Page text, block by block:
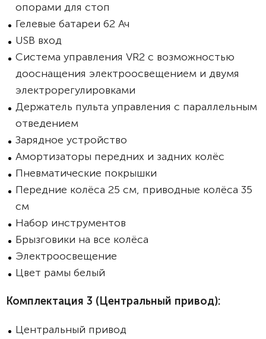
опорами для стоп
Гелевые батареи 62 Ач
USB вход
Система управления VR2 с возможностью
дооснащения электроосвещением и двумя
электрорегулировками
Держатель пульта управления с параллельным
отведением
Зарядное устройство
Амортизаторы передних и задних колёс
Пневматические покрышки
Передние колёса 25 см, приводные колёса 35
см
Набор инструментов
Брызговики на все колёса
Электроосвещение
Цвет рамы белый
Комплектация 3 (Центральный привод):
Центральный привод